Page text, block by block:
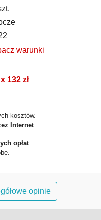
warunki
132 zł
kosztów.
Internet
opłat
opinie